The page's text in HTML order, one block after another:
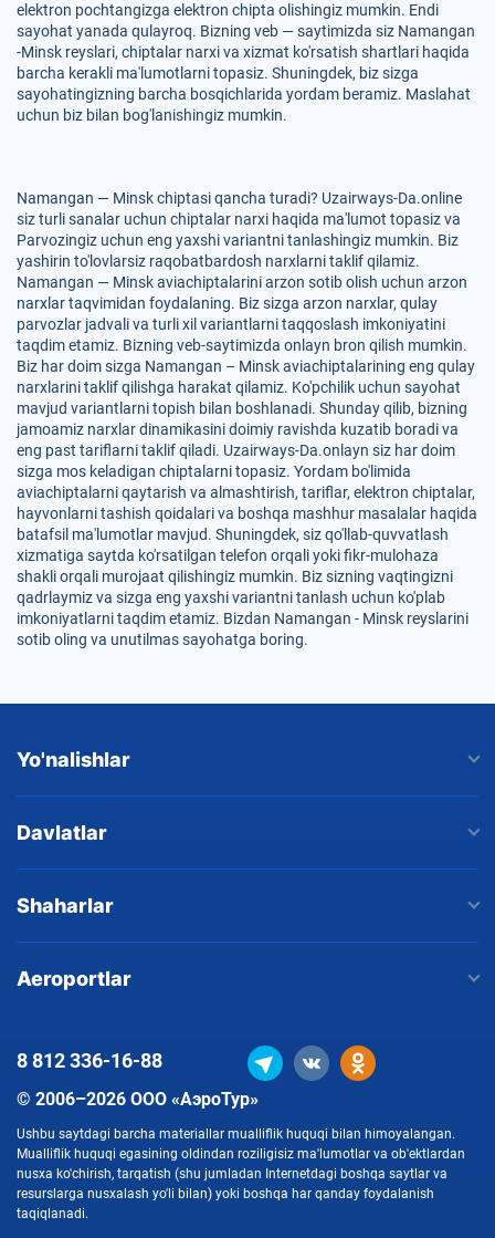
elektron pochtangizga elektron chipta olishingiz mumkin. Endi
sayohat yanada qulayroq. Bizning veb — saytimizda siz Namangan
-Minsk reyslari, chiptalar narxi va xizmat ko'rsatish shartlari haqida
barcha kerakli ma'lumotlarni topasiz. Shuningdek, biz sizga
sayohatingizning barcha bosqichlarida yordam beramiz. Maslahat
uchun biz bilan bog'lanishingiz mumkin.
Namangan — Minsk chiptasi qancha turadi? Uzairways-Da.online
siz turli sanalar uchun chiptalar narxi haqida ma'lumot topasiz va
Parvozingiz uchun eng yaxshi variantni tanlashingiz mumkin. Biz
yashirin to'lovlarsiz raqobatbardosh narxlarni taklif qilamiz.
Namangan — Minsk aviachiptalarini arzon sotib olish uchun arzon
narxlar taqvimidan foydalaning. Biz sizga arzon narxlar, qulay
parvozlar jadvali va turli xil variantlarni taqqoslash imkoniyatini
taqdim etamiz. Bizning veb-saytimizda onlayn bron qilish mumkin.
Biz har doim sizga Namangan – Minsk aviachiptalarining eng qulay
narxlarini taklif qilishga harakat qilamiz. Ko'pchilik uchun sayohat
mavjud variantlarni topish bilan boshlanadi. Shunday qilib, bizning
jamoamiz narxlar dinamikasini doimiy ravishda kuzatib boradi va
eng past tariflarni taklif qiladi. Uzairways-Da.onlayn siz har doim
sizga mos keladigan chiptalarni topasiz. Yordam bo'limida
aviachiptalarni qaytarish va almashtirish, tariflar, elektron chiptalar,
hayvonlarni tashish qoidalari va boshqa mashhur masalalar haqida
batafsil ma'lumotlar mavjud. Shuningdek, siz qo'llab-quvvatlash
xizmatiga saytda ko'rsatilgan telefon orqali yoki fikr-mulohaza
shakli orqali murojaat qilishingiz mumkin. Biz sizning vaqtingizni
qadrlaymiz va sizga eng yaxshi variantni tanlash uchun ko'plab
imkoniyatlarni taqdim etamiz. Bizdan Namangan - Minsk reyslarini
sotib oling va unutilmas sayohatga boring.
Yo'nalishlar
Davlatlar
Shaharlar
Aeroportlar
© 2006–2026 ООО «АэроТур»
Ushbu saytdagi barcha materiallar mualliflik huquqi bilan himoyalangan.
Mualliflik huquqi egasining oldindan roziligisiz ma'lumotlar va ob'ektlardan
nusxa ko'chirish, tarqatish (shu jumladan Internetdagi boshqa saytlar va
resurslarga nusxalash yo'li bilan) yoki boshqa har qanday foydalanish
taqiqlanadi.
8 812336-16-88